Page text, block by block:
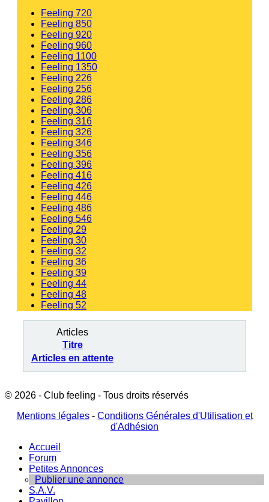
Feeling 720
Feeling 850
Feeling 920
Feeling 960
Feeling 1100
Feeling 1350
Feeling 226
Feeling 256
Feeling 286
Feeling 306
Feeling 316
Feeling 326
Feeling 346
Feeling 356
Feeling 396
Feeling 416
Feeling 426
Feeling 446
Feeling 486
Feeling 546
Feeling 29
Feeling 30
Feeling 32
Feeling 36
Feeling 39
Feeling 44
Feeling 48
Feeling 52
Articles
Titre
Articles en attente
© 2026 - Club feeling - Tous droits réservés
Mentions légales- Conditions Générales d'Utilisation et
d'Adhésion
Accueil
Forum
Petites Annonces
Publier une annonce
S.A.V.